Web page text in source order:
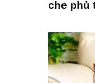
che phủ